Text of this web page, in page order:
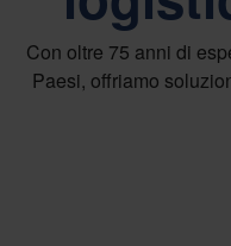
Con oltre 75 anni di
Paesi, offriamo